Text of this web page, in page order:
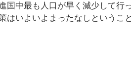
国中最も人口が早く減少して行
はいよいよまったなしというこ